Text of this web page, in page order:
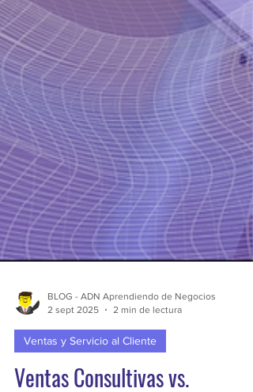
BLOG - ADN Aprendiendo de Negocios
2 sept 2025
2 min de lectura
Ventas y Servicio al Cliente